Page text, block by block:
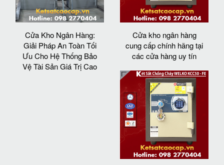
Cửa Kho Ngân Hàng:
Giải Pháp An Toàn Tối
Ưu Cho Hệ Thống Bảo
Vệ Tài Sản Giá Trị Cao
Cửa kho ngân hàng
cung cấp chính hãng tại
các cửa hàng uy tín